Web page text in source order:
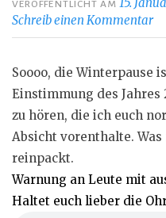
VERÖFFENTLICHT AM
Schreib einen Kommentar
Soooo, die Winterpause
Einstimmung des Jahres
zu hören, die ich euch
Absicht vorenthalte.
reinpackt.
Warnung an Leute mit
Haltet euch lieber die